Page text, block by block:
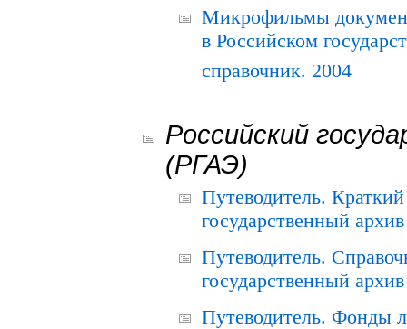
Микрофильмы
в Российском
справочник. 2004
Российский
(РГАЭ)
Путеводитель.
государственный
Путеводитель.
государственный
Путеводитель. Фонды